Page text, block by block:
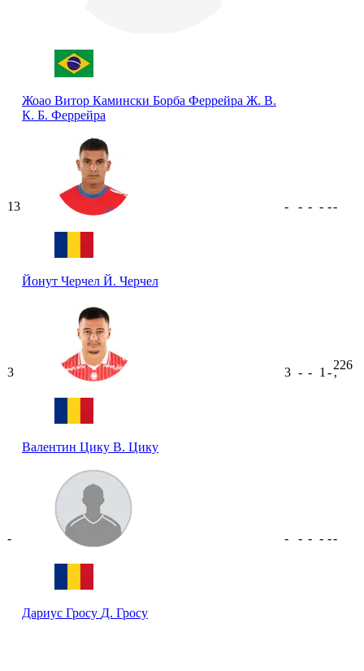
Жоао Витор Камински Борба Феррейра Ж. В.
К. Б. Феррейра
13
Йонут Черчел Й. Черчел
- - - - --
3
Валентин Цику В. Цику
3 - - 1 -
226
ʼ
-
Дариус Гросу Д. Гросу
- - - - --